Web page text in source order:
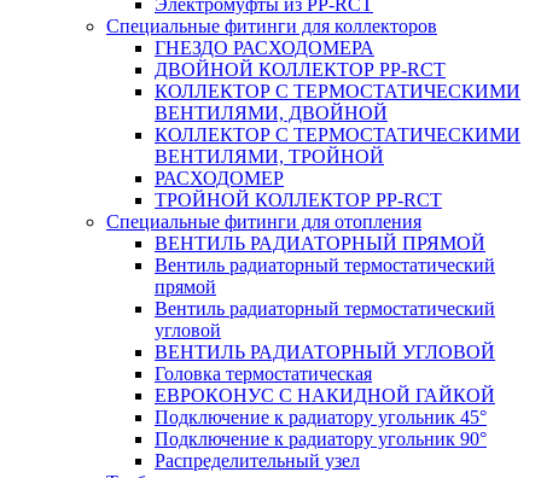
Электромуфты из PP-RCT
Специальные фитинги для коллекторов
ГНЕЗДО РАСХОДОМЕРА
ДВОЙНОЙ КОЛЛЕКТОР PP-RCT
КОЛЛЕКТОР С ТЕРМОСТАТИЧЕСКИМИ
ВЕНТИЛЯМИ, ДВОЙНОЙ
КОЛЛЕКТОР С ТЕРМОСТАТИЧЕСКИМИ
ВЕНТИЛЯМИ, ТРОЙНОЙ
РАСХОДОМЕР
ТРОЙНОЙ КОЛЛЕКТОР PP-RCT
Специальные фитинги для отопления
ВЕНТИЛЬ РАДИАТОРНЫЙ ПРЯМОЙ
Вентиль радиаторный термостатический
прямой
Вентиль радиаторный термостатический
угловой
ВЕНТИЛЬ РАДИАТОРНЫЙ УГЛОВОЙ
Головка термостатическая
ЕВРОКОНУС С НАКИДНОЙ ГАЙКОЙ
Подключение к радиатору угольник 45°
Подключение к радиатору угольник 90°
Распределительный узел